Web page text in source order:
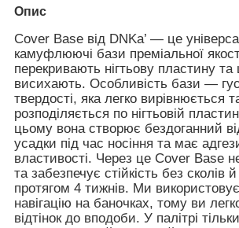
Опис
Cover Base від DNKa’ — це
камуфлюючі бази преміальної
перекривають нігтьову пластину
висихають. Особливість бази —
твердості, яка легко вирівнюється
розподіляється по нігтьовій
цьому вона створює бездоганний
усадки під час носіння та має
властивості. Через це Cover Base
та забезпечує стійкість без сколів
протягом 4 тижнів. Ми
навігацію на баночках, тому ви
відтінок до вподоби. У палітрі